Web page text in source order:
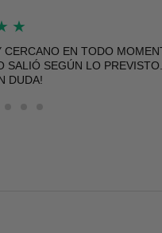
★
CERCANO EN TODO
SALIÓ SEGÚN LO PREVISTO.
DUDA!
★
DE MUY BUENA
A COMPRAR.